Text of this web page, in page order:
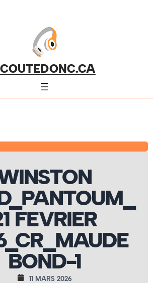
FEVRIER
BOND-1
11 MARS 2026